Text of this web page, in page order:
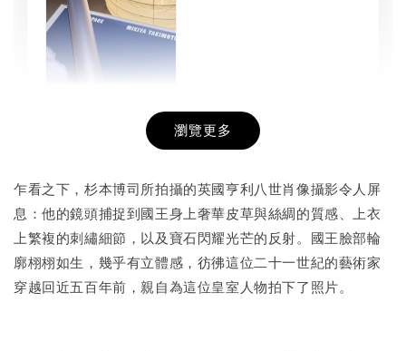
書本包膜服務
NT$ 50
NT$ 100
- +
加入購物車
瀏覽更多
乍看之下，杉本博司所拍攝的英國亨利八世肖像攝影令人屏
息：他的鏡頭捕捉到國王身上奢華皮草與絲綢的質感、上衣
上繁複的刺繡細節，以及寶石閃耀光芒的反射。國王臉部輪
廓栩栩如生，幾乎有立體感，彷彿這位二十一世紀的藝術家
穿越回近五百年前，親自為這位皇室人物拍下了照片。